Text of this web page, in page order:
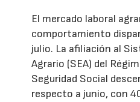
El mercado laboral
comportamiento
julio. La afiliación al
Agrario (SEA) del
Seguridad Social
respecto a junio, con